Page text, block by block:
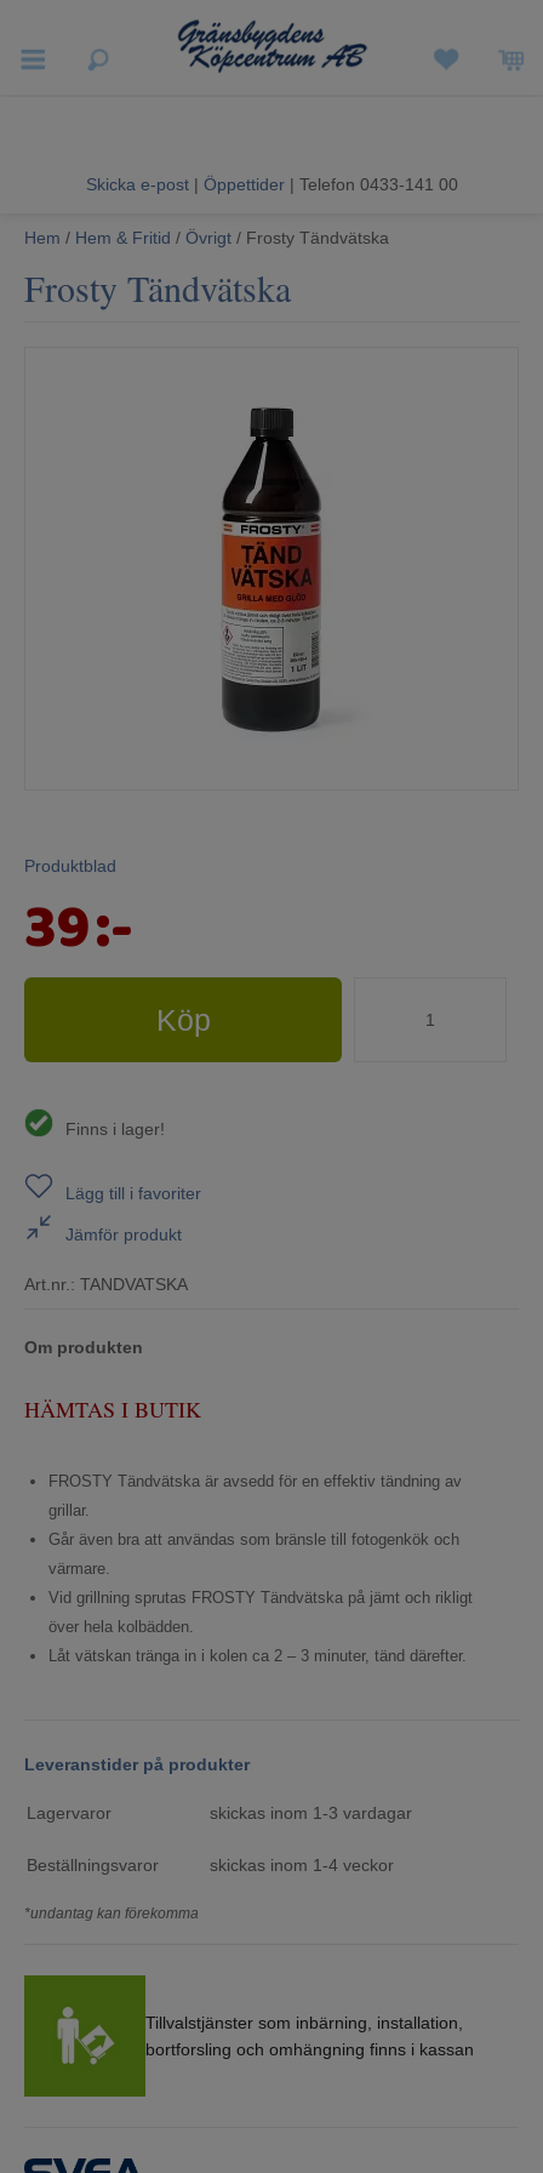
Sommarrea
Vitvaror
Hushållsapparater
Skicka e-post | Öppettider| Telefon 0433-141 00
Hem / Hem & Fritid / Övrigt / Frosty Tändvätska
Frosty Tändvätska
Produktblad
39:-
Köp
Finns i lager!
Lägg till i favoriter
Jämför produkt
Art.nr.: TANDVATSKA
Om produkten
HÄMTAS I BUTIK
FROSTY Tändvätska är avsedd för en effektiv tändning av
grillar.
Går även bra att användas som bränsle till fotogenkök och
värmare.
Vid grillning sprutas FROSTY Tändvätska på jämt och rikligt
över hela kolbädden.
Låt vätskan tränga in i kolen ca 2 – 3 minuter, tänd därefter.
Leveranstider på produkter
Lagervaror skickas inom 1-3 vardagar
Beställningsvaror skickas inom 1-4 veckor
*undantag kan förekomma
Tillvalstjänster som inbärning, installation,
bortforsling och omhängning finns i kassan